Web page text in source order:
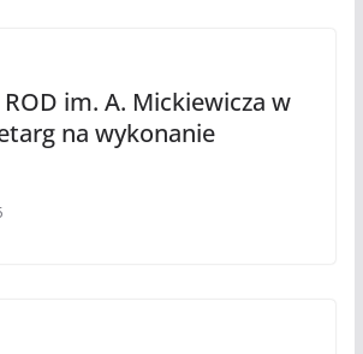
ROD im. A. Mickiewicza w
na wykonanie